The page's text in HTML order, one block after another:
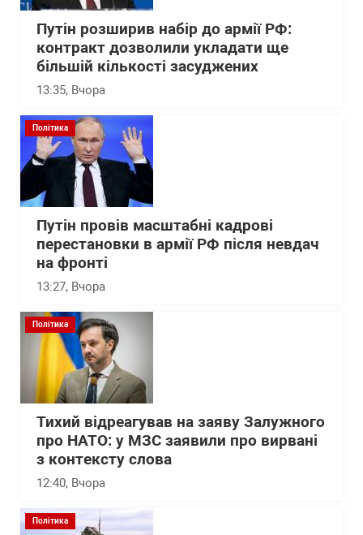
Путін розширив набір до армії РФ:
контракт дозволили укладати ще
більшій кількості засуджених
13:35, Вчора
Політика
Путін провів масштабні кадрові
перестановки в армії РФ після невдач
на фронті
13:27, Вчора
Політика
Тихий відреагував на заяву Залужного
про НАТО: у МЗС заявили про вирвані
з контексту слова
12:40, Вчора
Політика